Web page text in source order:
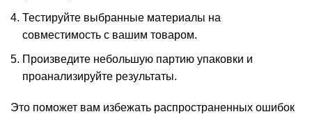
Тестируйте выбранные материалы на
совместимость с вашим товаром.
Произведите небольшую партию упаковки и
проанализируйте результаты.
Это поможет вам избежать распространенных ошибок